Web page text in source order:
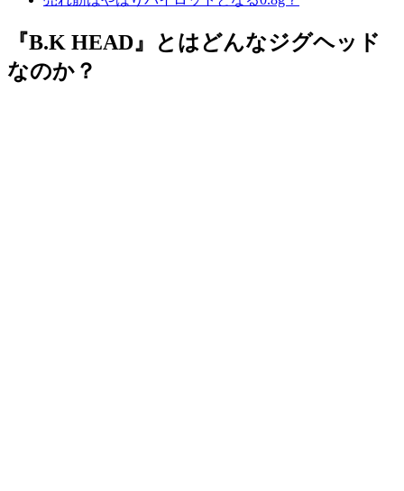
『B.K HEAD』とはどんなジグヘッド
なのか？